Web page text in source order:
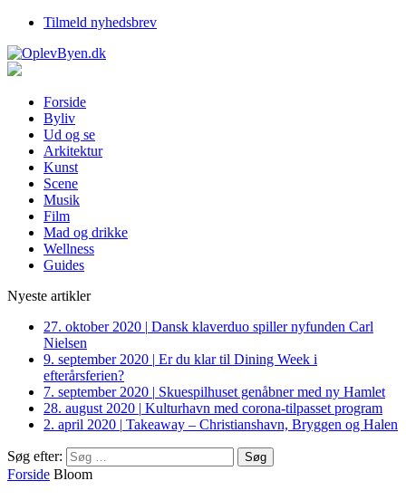
Tilmeld nyhedsbrev
Forside
Byliv
Ud og se
Arkitektur
Kunst
Scene
Musik
Film
Mad og drikke
Wellness
Guides
Nyeste artikler
27. oktober 2020 | Dansk klaverduo spiller nyfunden Carl
Nielsen
9. september 2020 | Er du klar til Dining Week i
efterårsferien?
7. september 2020 | Skuespilhuset genåbner med ny Hamlet
28. august 2020 | Kulturhavn med corona-tilpasset program
2. april 2020 | Takeaway – Christianshavn, Bryggen og Halen
Søg efter:
Forside Bloom